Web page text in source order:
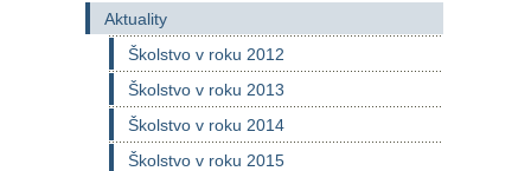
Aktuality
Školstvo v roku 2012
Školstvo v roku 2013
Školstvo v roku 2014
Školstvo v roku 2015